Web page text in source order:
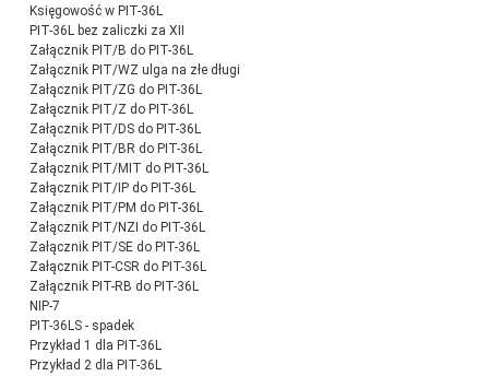
Księgowość w PIT-36L
PIT-36L bez zaliczki za XII
Załącznik PIT/B do PIT-36L
Załącznik PIT/WZ ulga na złe długi
Załącznik PIT/ZG do PIT-36L
Załącznik PIT/Z do PIT-36L
Załącznik PIT/DS do PIT-36L
Załącznik PIT/BR do PIT-36L
Załącznik PIT/MIT do PIT-36L
Załącznik PIT/IP do PIT-36L
Załącznik PIT/PM do PIT-36L
Załącznik PIT/NZI do PIT-36L
Załącznik PIT/SE do PIT-36L
Załącznik PIT-CSR do PIT-36L
Załącznik PIT-RB do PIT-36L
NIP-7
PIT-36LS - spadek
Przykład 1 dla PIT-36L
Przykład 2 dla PIT-36L